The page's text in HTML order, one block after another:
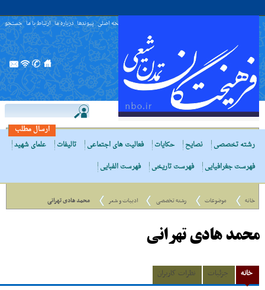
صفحه اصلی پیوندها درباره ما ارتباط با ما جستجو
ارسال مطلب
رشته تخصصی
نصایح حکایات فعالیت های اجتماعی تالیفات
علمای شهید
فهرست جغرافیایی
فهرست تاریخی فهرست الفبایی
خانه موضوعات رشته تخصصی ادبیات و شعر محمد هادی تهرانی
محمد هادی تهرانی
خانه جزئیات نظرات کاربران